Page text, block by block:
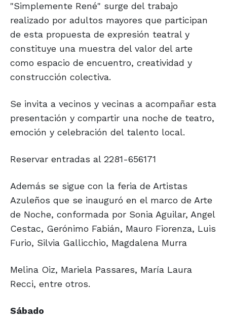
"Simplemente René" surge del trabajo
realizado por adultos mayores que participan
de esta propuesta de expresión teatral y
constituye una muestra del valor del arte
como espacio de encuentro, creatividad y
construcción colectiva.
Se invita a vecinos y vecinas a acompañar esta
presentación y compartir una noche de teatro,
emoción y celebración del talento local.
Reservar entradas al 2281-656171
Además se sigue con la feria de Artistas
Azuleños que se inauguró en el marco de Arte
de Noche, conformada por Sonia Aguilar, Angel
Cestac, Gerónimo Fabián, Mauro Fiorenza, Luis
Furio, Silvia Gallicchio, Magdalena Murra
Melina Oiz, Mariela Passares, María Laura
Recci, entre otros.
Sábado